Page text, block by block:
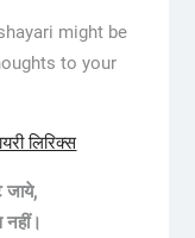
might be
to your
लिरिक्स
जाये,
नहीं।